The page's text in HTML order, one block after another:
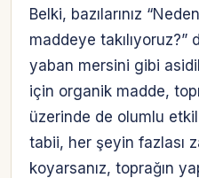
Belki, bazılarınız
maddeye takılıyoruz?”
yaban mersini gibi
için organik madde,
üzerinde de olumlu
tabii, her şeyin fazlası
koyarsanız, toprağın